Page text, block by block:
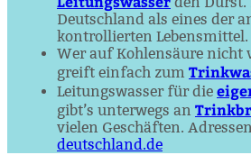
Deutschland als eines der
kontrollierten Lebensmittel.
Wer auf Kohlensäure nicht
greift einfach zum
Leitungswasser für die
gibt’s unterwegs an
vielen Geschäften.
deutschland.de